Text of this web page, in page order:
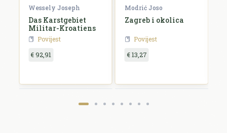
Wessely Joseph
Das Karstgebiet
Militar-Kroatiens
Povijest
€ 92,91
Modrić Joso
Zagreb i okolica
Povijest
€ 13,27